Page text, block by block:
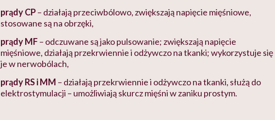
prądy CP– działają przeciwbólowo, zwiększają napięcie mięśniowe,
stosowane są na obrzęki,
prądy MF – odczuwane są jako pulsowanie; zwiększają napięcie
mięśniowe, działają przekrwiennie i odżywczo na tkanki; wykorzystuje się
je w nerwobólach,
prądy RS i MM – działają przekrwiennie i odżywczo na tkanki, służą do
elektrostymulacji – umożliwiają skurcz mięśni w zaniku prostym.